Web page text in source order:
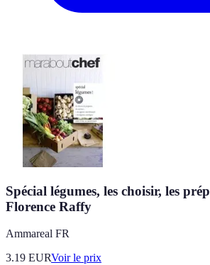
Spécial légumes, les choisir, les
Florence Raffy
Ammareal FR
3.19 EURVoir le prix